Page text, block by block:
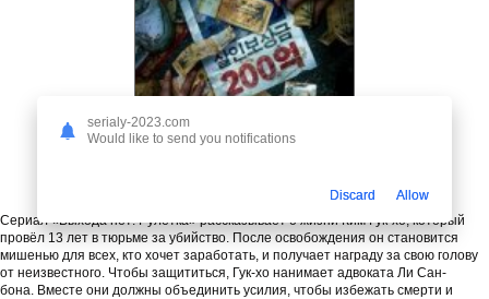
Сериал «Выхода нет: Рулетка» рассказывает о жизни Ким Гук-хо, который
провёл 13 лет в тюрьме за убийство. После освобождения он становится
мишенью для всех, кто хочет заработать, и получает награду за свою голову
от неизвестного. Чтобы защититься, Гук-хо нанимает адвоката Ли Сан-
бона. Вместе они должны объединить усилия, чтобы избежать смерти и
serialy-2023.com
Would like to send you notifications
Discard Allow